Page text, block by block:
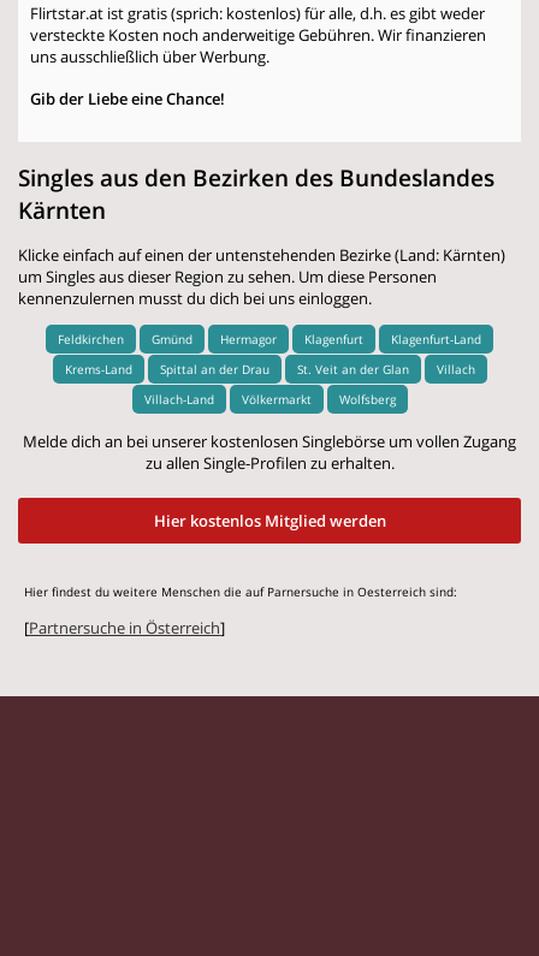
Flirtstar.at ist gratis (sprich: kostenlos) für alle, d.h. es gibt weder
versteckte Kosten noch anderweitige Gebühren. Wir finanzieren
uns ausschließlich über Werbung.
Gib der Liebe eine Chance!
Singles aus den Bezirken des Bundeslandes
Kärnten
Klicke einfach auf einen der untenstehenden Bezirke (Land: Kärnten)
um Singles aus dieser Region zu sehen. Um diese Personen
kennenzulernen musst du dich bei uns einloggen.
Feldkirchen Gmünd Hermagor Klagenfurt
Klagenfurt-Land
Krems-Land
Spittal an der Drau St. Veit an der Glan
Villach
Villach-Land
Völkermarkt Wolfsberg
Melde dich an bei unserer kostenlosen Singlebörse um vollen Zugang
zu allen Single-Profilen zu erhalten.
Hier kostenlos Mitglied werden
Hier findest du weitere Menschen die auf Parnersuche in Oesterreich sind:
[Partnersuche in Österreich]